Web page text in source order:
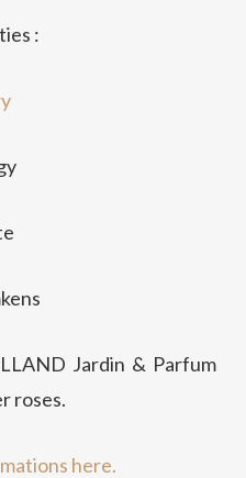
:
Jardin & Parfum
roses.
here.